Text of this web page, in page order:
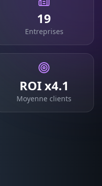
19
Entreprises
ROI x4.1
Moyenne clients